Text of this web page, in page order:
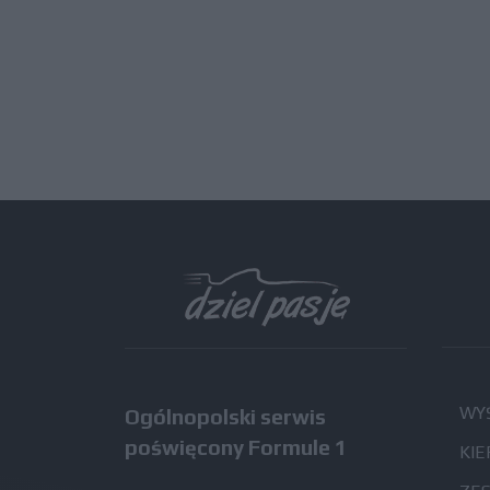
Ogólnopolski serwis
poświęcony Formule 1